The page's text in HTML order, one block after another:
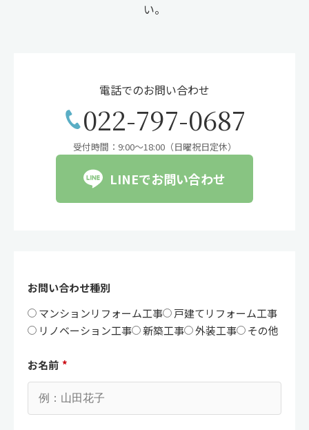
い。
電話でのお問い合わせ
022-797-0687
受付時間：9:00〜18:00（日曜祝日定休）
LINEでお問い合わせ
お問い合わせ種別
マンションリフォーム工事
戸建てリフォーム工事
リノベーション工事
新築工事 外装工事 その他
お名前 *